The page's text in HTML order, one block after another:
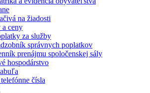
na žiadosti
a ceny
za služby
správnych poplatkov
prenájmu spoločenskej sály
hospodárstvo
čísla